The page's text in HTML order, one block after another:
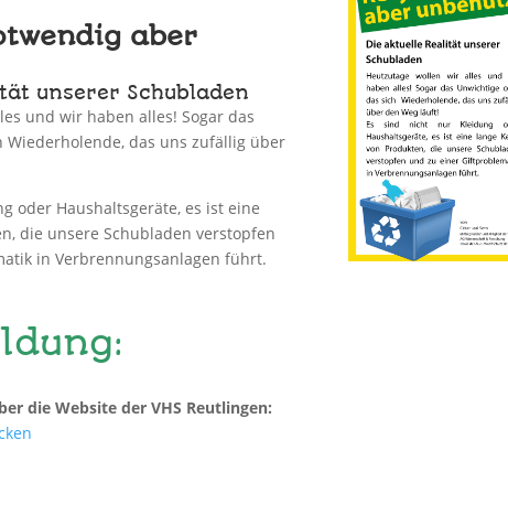
aber
unserer Schubladen
und wir haben alles! Sogar das
Wiederholende, das uns zufällig über
oder Haushaltsgeräte, es ist eine
die unsere Schubladen verstopfen
in Verbrennungsanlagen führt.
die Website der VHS Reutlingen: